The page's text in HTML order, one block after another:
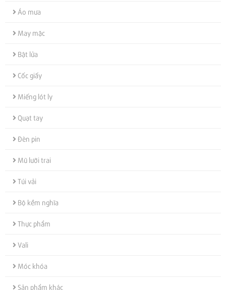
Áo mưa
May mặc
Bật lửa
Cốc giấy
Miếng lót ly
Quạt tay
Đèn pin
Mũ lưỡi trai
Túi vải
Bộ kềm nghĩa
Thực phẩm
Vali
Móc khóa
Sản phẩm khác